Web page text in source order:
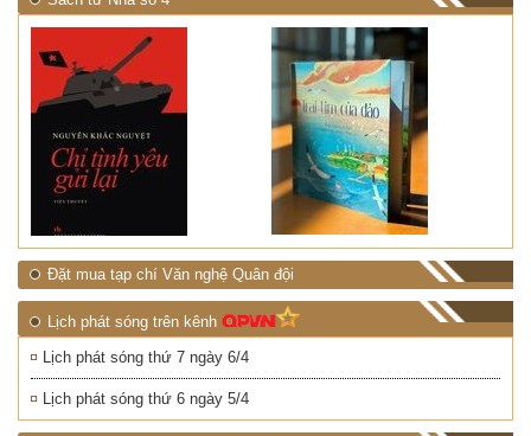
Đặt mua tạp chí Văn nghệ Quân đội
Lịch phát sóng trên kênh
Lịch phát sóng thứ 7 ngày 6/4
Lịch phát sóng thứ 6 ngày 5/4